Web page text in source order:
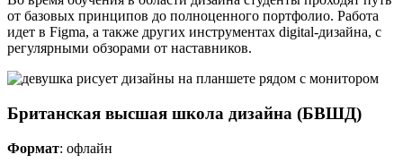
от базовых принципов до полноценного портфолио. Работа
идет в Figma, а также других инструментах digital-дизайна, с
регулярными обзорами от наставников.
Британская высшая школа дизайна (БВШД)
Формат: офлайн